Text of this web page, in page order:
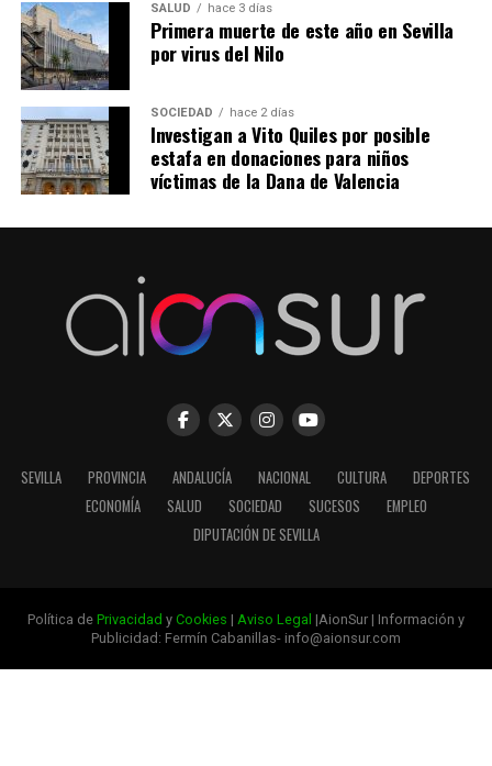
SALUD hace 3 días
Primera muerte de este año en Sevilla
por virus del Nilo
SOCIEDAD hace 2 días
Investigan a Vito Quiles por posible
estafa en donaciones para niños
víctimas de la Dana de Valencia
SEVILLA PROVINCIA ANDALUCÍA NACIONAL CULTURA
DEPORTES
ECONOMÍA
SALUD SOCIEDAD SUCESOS
EMPLEO
DIPUTACIÓN DE SEVILLA
Política de Privacidad y Cookies | Aviso Legal |AionSur | Información y
Publicidad: Fermín Cabanillas- info@aionsur.com